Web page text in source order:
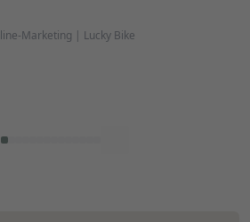
Marketing | Lucky Bike